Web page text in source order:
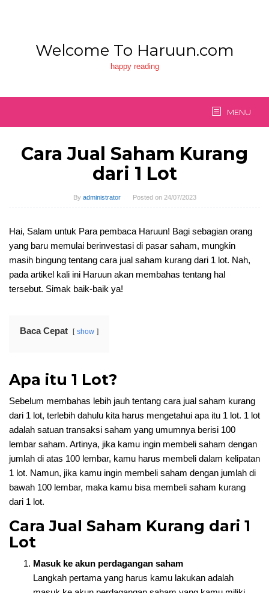
Welcome To Haruun.com
happy reading
MENU
Cara Jual Saham Kurang
dari 1 Lot
By administrator Posted on 24/07/2023
Hai, Salam untuk Para pembaca Haruun! Bagi sebagian orang
yang baru memulai berinvestasi di pasar saham, mungkin
masih bingung tentang cara jual saham kurang dari 1 lot. Nah,
pada artikel kali ini Haruun akan membahas tentang hal
tersebut. Simak baik-baik ya!
Baca Cepat show
Apa itu 1 Lot?
Sebelum membahas lebih jauh tentang cara jual saham kurang
dari 1 lot, terlebih dahulu kita harus mengetahui apa itu 1 lot. 1 lot
adalah satuan transaksi saham yang umumnya berisi 100
lembar saham. Artinya, jika kamu ingin membeli saham dengan
jumlah di atas 100 lembar, kamu harus membeli dalam kelipatan
1 lot. Namun, jika kamu ingin membeli saham dengan jumlah di
bawah 100 lembar, maka kamu bisa membeli saham kurang
dari 1 lot.
Cara Jual Saham Kurang dari 1
Lot
Masuk ke akun perdagangan saham
Langkah pertama yang harus kamu lakukan adalah